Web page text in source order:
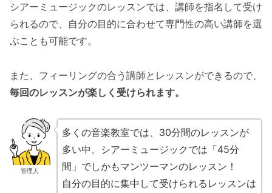
シアーミュージックのレッスンでは、講師を指名して受け
られるので、自分の目的に合わせて専門性の高い講師を選
ぶことも可能です。
また、フィーリングの合う講師とレッスンができるので、
毎回のレッスンが楽しく受けられます。
管理人
多くの音楽教室では、30分間のレッスンが
多い中、シアーミュージックでは「45分
間」でしかもマンツーマンのレッスン！
自分の目的に集中して受けられるレッスンは